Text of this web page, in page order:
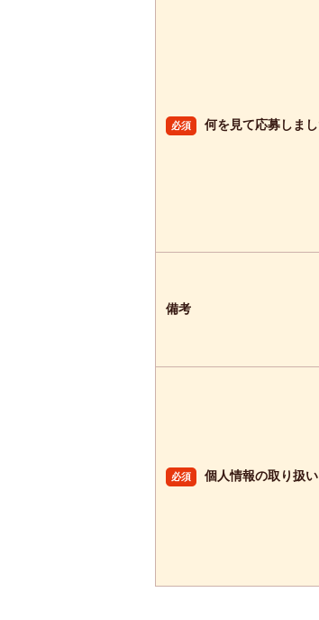
必須 何を見て応募しまし
備考
必須 個人情報の取り扱